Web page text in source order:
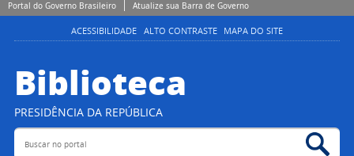
Portal do Governo Brasileiro Atualize sua Barra de Governo
ACESSIBILIDADE ALTO CONTRASTE MAPA DO SITE
Biblioteca
PRESIDÊNCIA DA REPÚBLICA
Buscar no portal